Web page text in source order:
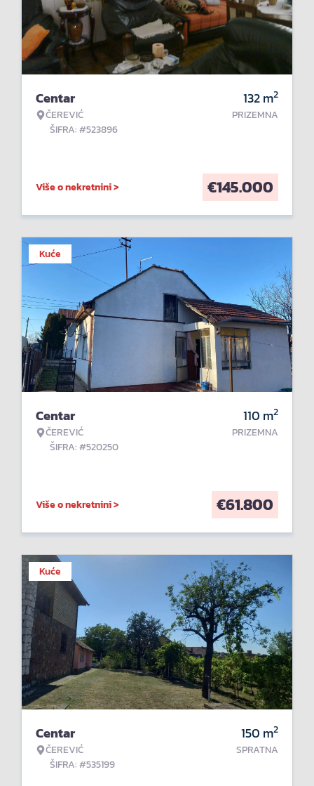
Centar
ČEREVIĆ
ŠIFRA: #523896
132m2
PRIZEMNA
Više o nekretnini > €145.000
Kuće
Centar
ČEREVIĆ
ŠIFRA: #520250
110 m2
PRIZEMNA
Više o nekretnini > €61.800
Kuće
Centar
ČEREVIĆ
ŠIFRA: #535199
150 m2
SPRATNA